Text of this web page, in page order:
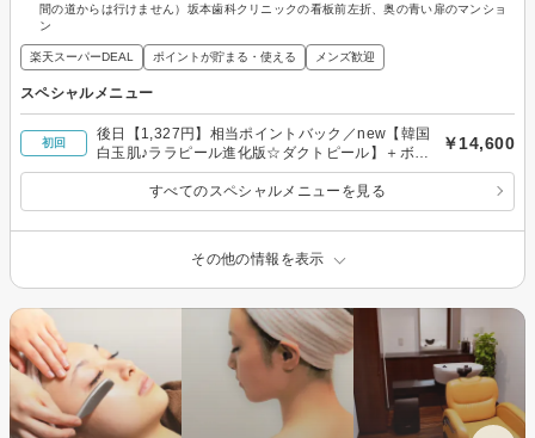
間の道からは行けません）坂本歯科クリニックの看板前左折、奥の青い扉のマンショ
ン
楽天スーパーDEAL ポイントが貯まる・使える メンズ歓迎
スペシャルメニュー
初回
後日【1,327円】相当ポイントバック／new【韓国
白玉肌♪ララピール進化版☆ダクトピール】＋ボデ
ィロミロミ90分
￥14,600
すべてのスペシャルメニューを見る
その他の情報を表示